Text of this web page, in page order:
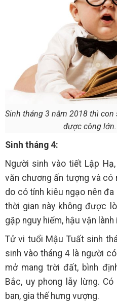
Sinh tháng 3 năm 2018 thì con
được công
Sinh tháng 4:
Người sinh vào tiết Lập
văn chương ấn tượng và có
do có tính kiêu ngạo nên
thời gian này không được
gặp nguy hiểm, hậu vận lành
Tử vi tuổi Mậu Tuất sinh
sinh vào tháng 4 là người
mở mang trời đất, bình
Bắc, uy phong lẫy lừng.
ban, gia thế hưng vượng.